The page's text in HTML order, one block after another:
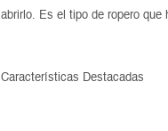
abrirlo. Es el tipo de ropero que
Características Destacadas